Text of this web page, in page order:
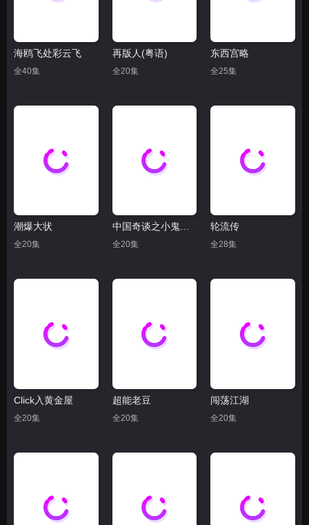
海鸥飞处彩云飞
全40集
再版人(粤语)
全20集
东西宫略
全25集
潮爆大状
全20集
中国奇谈之小鬼偷金
全20集
轮流传
全28集
Click入黄金屋
全20集
超能老豆
全20集
闯荡江湖
全20集